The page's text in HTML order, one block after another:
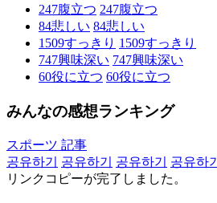
247腹立つ 247腹立つ
84悲しい 84悲しい
1509すっきり 1509すっきり
747興味深い 747興味深い
60役に立つ 60役に立つ
みんなの感想ランキング
スポーツ 記事
공유하기
공유하기 공유하기 공유하기
リンクコピーが完了しました。